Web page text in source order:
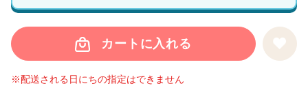
カートに入れる
※配送される日にちの指定はできません